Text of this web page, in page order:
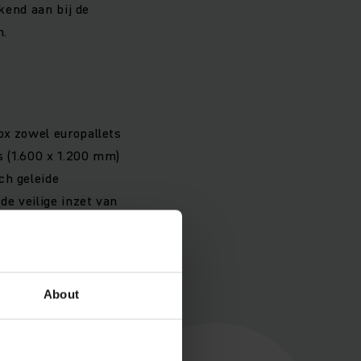
About
aan bij de
zowel europallets
x 1.200 mm)
geleide
veilige inzet van